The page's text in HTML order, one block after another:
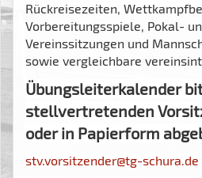
Rückreisezeiten,
Vorbereitungsspiele, Pokal-
Vereinssitzungen und
sowie vergleichbare
Übungsleiterkalender
stellvertretenden
oder in Papierform
stv.vorsitzender@tg-schura.de